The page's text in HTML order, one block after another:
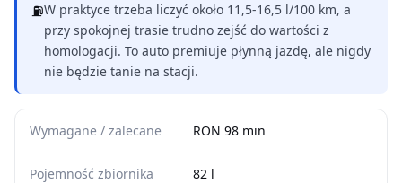
⛽W praktyce trzeba liczyć około 11,5-16,5 l/100 km, a
przy spokojnej trasie trudno zejść do wartości z
homologacji. To auto premiuje płynną jazdę, ale nigdy
nie będzie tanie na stacji.
Wymagane / zalecane RON 98 min
Pojemność zbiornika 82 l